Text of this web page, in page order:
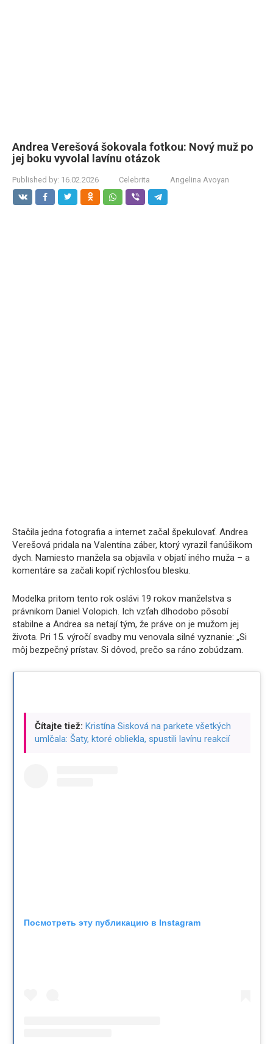
Andrea Verešová šokovala fotkou: Nový muž po
jej boku vyvolal lavínu otázok
Published by: 16.02.2026 Celebrita Angelina Avoyan
Stačila jedna fotografia a internet začal špekulovať. Andrea
Verešová pridala na Valentína záber, ktorý vyrazil fanúšikom
dych. Namiesto manžela sa objavila v objatí iného muža – a
komentáre sa začali kopiť rýchlosťou blesku.
Modelka pritom tento rok oslávi 19 rokov manželstva s
právnikom Daniel Volopich. Ich vzťah dlhodobo pôsobí
stabilne a Andrea sa netají tým, že práve on je mužom jej
života. Pri 15. výročí svadby mu venovala silné vyznanie: „Si
môj bezpečný prístav. Si dôvod, prečo sa ráno zobúdzam.
Čítajte tiež: Kristína Sisková na parkete všetkých
umlčala: Šaty, ktoré obliekla, spustili lavínu reakcií
Посмотреть эту публикацию в Instagram